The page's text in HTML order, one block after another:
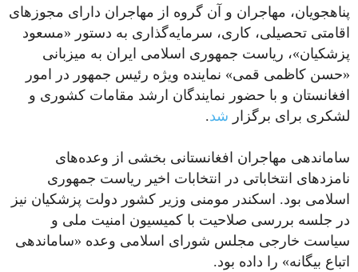
پناهجویان، مهاجران و آن گروه از مهاجران دارای مجوزهای
اقامتی تحصیلی، کاری، سرمایه‌گذاری به دستور «مسعود
پزشکیان»، ریاست جمهوری اسلامی ایران به میزبانی
«حسن کاظمی قمی» نماینده ویژه رئیس جمهور در امور
افغانستان و با حضور نمایندگان ارشد مقامات کشوری و
لشکری برای برگزار شد.
ساماندهی مهاجران افغانستانی بخشی از وعده‌های
نامزدهای انتخاباتی در انتخابات اخیر ریاست جمهوری
اسلامی بود. اسکندر مومنی وزیر کشور دولت پزشکیان نیز
در جلسه بررسی صلاحیت با کمیسیون امنیت ملی و
سیاست خارجی مجلس شورای اسلامی وعده «ساماندهی
اتباع بیگانه» را داده بود.